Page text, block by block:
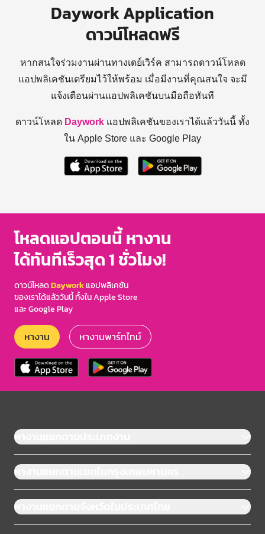
Daywork Application
ดาวน์โหลดฟรี
หากสนใจร่วมงานผ่านทางเดย์เวิร์ค สามารถดาวน์โหลด
แอปพลิเคชันเตรียมไว้ให้พร้อม เมื่อมีงานที่คุณสนใจ จะมี
แจ้งเตือนผ่านแอปพลิเคชันบนมือถือทันที
ดาวน์โหลด Daywork แอปพลิเคชันของเราได้แล้ววันนี้ ทั้ง
ใน Apple Store และ Google Play
โหลดแอปตอนนี้ หางาน
ได้ทันทีเร็วสุด 1 ชั่วโมง!
ดาวน์โหลดDayworkแอปพลิเคชัน
ของเราได้แล้ววันนี้ ทั้งใน Apple Store
และ Google Play
หางาน หางานพาร์ทไทม์
หางานแยกตามประเภทงาน
หางานแยกตามเขตในกรุงเทพมหานคร
หางานแยกตามจังหวัดในประเทศไทย